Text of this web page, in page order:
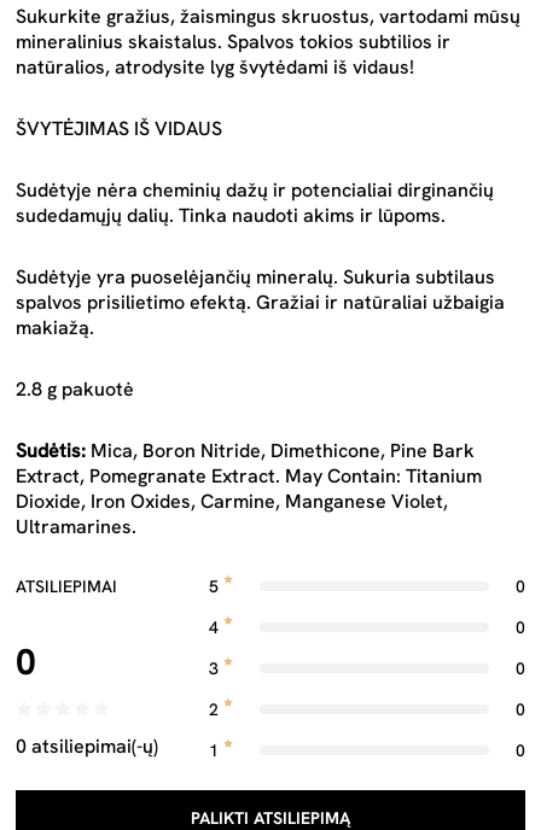
Sukurkite gražius, žaismingus skruostus, vartodami mūsų
mineralinius skaistalus. Spalvos tokios subtilios ir
natūralios, atrodysite lyg švytėdami iš vidaus!
ŠVYTĖJIMAS IŠ VIDAUS
Sudėtyje nėra cheminių dažų ir potencialiai dirginančių
sudedamųjų dalių. Tinka naudoti akims ir lūpoms.
Sudėtyje yra puoselėjančių mineralų. Sukuria subtilaus
spalvos prisilietimo efektą. Gražiai ir natūraliai užbaigia
makiažą.
2.8 g pakuotė
Sudėtis: Mica, Boron Nitride, Dimethicone, Pine Bark
Extract, Pomegranate Extract. May Contain: Titanium
Dioxide, Iron Oxides, Carmine, Manganese Violet,
Ultramarines.
ATSILIEPIMAI
0
0 atsiliepimai(-ų)
5
0
4
0
3
0
2
0
1
0
PALIKTI ATSILIEPIMĄ